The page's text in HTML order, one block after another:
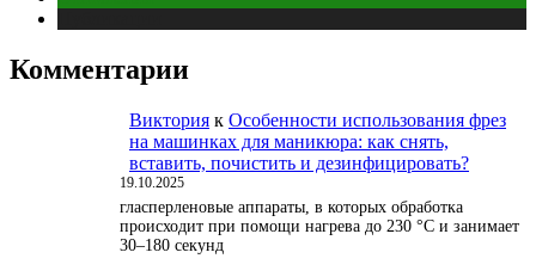
Комментарии
Виктория к Особенности использования фрез
на машинках для маникюра: как снять,
вставить, почистить и дезинфицировать?
19.10.2025
гласперленовые аппараты, в которых обработка
происходит при помощи нагрева до 230 °С и занимает
30–180 секунд